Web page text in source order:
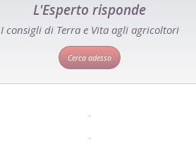
L'Esperto risponde
I consigli di Terra e Vita agli agricoltori
Cerca adesso